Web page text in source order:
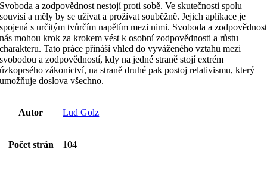
Svoboda a zodpovědnost nestojí proti sobě. Ve skutečnosti spolu
souvisí a měly by se užívat a prožívat souběžně. Jejich aplikace je
spojená s určitým tvůrčím napětím mezi nimi. Svoboda a zodpovědnost
nás mohou krok za krokem vést k osobní zodpovědnosti a růstu
charakteru. Tato práce přináší vhled do vyváženého vztahu mezi
svobodou a zodpovědností, kdy na jedné straně stojí extrém
úzkoprsého zákonictví, na straně druhé pak postoj relativismu, který
umožňuje doslova všechno.
Autor Lud Golz
Počet strán 104